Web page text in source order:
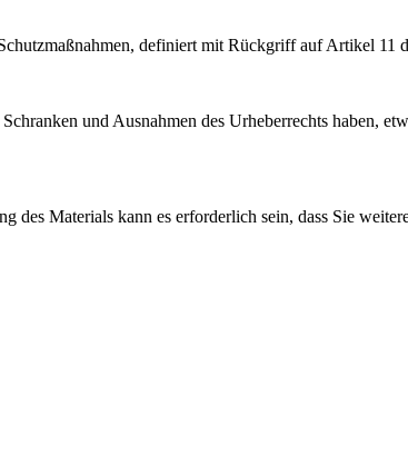
definiert mit Rückgriff auf Artikel 11
und Ausnahmen des Urheberrechts haben,
Materials kann es erforderlich sein, dass Sie